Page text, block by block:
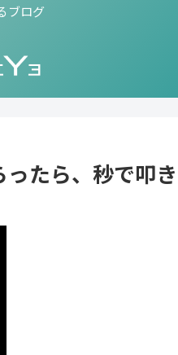
ブログ
たら、秒で叩き